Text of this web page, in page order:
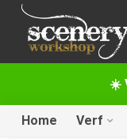
☀️
Home Verf